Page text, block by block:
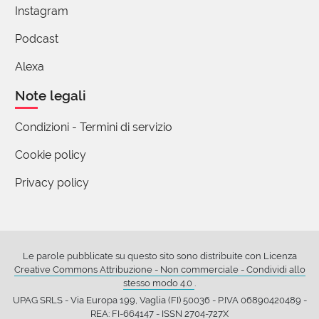
5 reazioni
Io nel dimentico ci vedo anche una volontà, magari
nemmeno troppo cosciente, di dimenticare.
po' è anche perché non amo ricordarla.
7 reazioni
Caro Andrea, mi pare che stia virando verso la
psicanalisi. O no?
Saluti
Instagram
Podcast
Alexa
Note legali
Condizioni - Termini di servizio
Cookie policy
Privacy policy
Le parole pubblicate su questo sito sono distribuite con Licenza
Creative Commons Attribuzione - Non commerciale - Condividi allo
stesso modo 4.0
UPAG SRLS - Via Europa 199, Vaglia (FI) 50036 - P.IVA 06890420489 -
REA: FI-664147 - ISSN 2704-727X